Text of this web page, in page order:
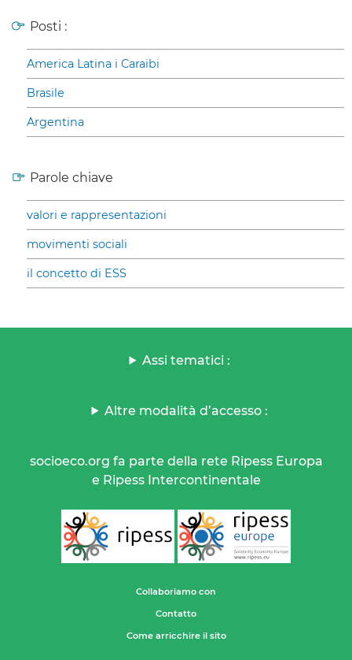
Posti :
America Latina i Caraibi
Brasile
Argentina
Parole chiave
valori e rappresentazioni
movimenti sociali
il concetto di ESS
Assi tematici :
Altre modalità d’accesso :
socioeco.org fa parte della rete Ripess Europa
e Ripess Intercontinentale
Collaboriamo con
Contatto
Come arricchire il sito